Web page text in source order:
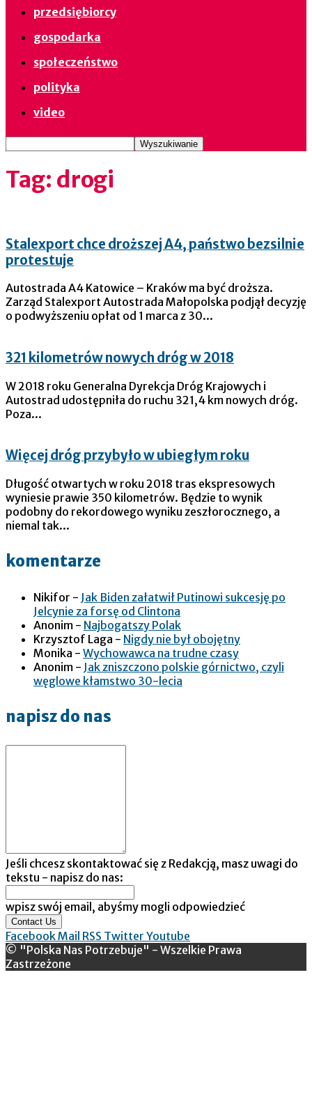
przedsiębiorcy
gospodarka
społeczeństwo
polityka
video
Tag: drogi
Stalexport chce droższej A4, państwo bezsilnie
protestuje
Autostrada A4 Katowice – Kraków ma być droższa.
Zarząd Stalexport Autostrada Małopolska podjął decyzję
o podwyższeniu opłat od 1 marca z 30...
321 kilometrów nowych dróg w 2018
W 2018 roku Generalna Dyrekcja Dróg Krajowych i
Autostrad udostępniła do ruchu 321,4 km nowych dróg.
Poza...
Więcej dróg przybyło w ubiegłym roku
Długość otwartych w roku 2018 tras ekspresowych
wyniesie prawie 350 kilometrów. Będzie to wynik
podobny do rekordowego wyniku zeszłorocznego, a
niemal tak...
komentarze
Nikifor - Jak Biden załatwił Putinowi sukcesję po
Jelcynie za forsę od Clintona
Anonim - Najbogatszy Polak
Krzysztof Laga - Nigdy nie był obojętny
Monika - Wychowawca na trudne czasy
Anonim - Jak zniszczono polskie górnictwo, czyli
węglowe kłamstwo 30-lecia
napisz do nas
Jeśli chcesz skontaktować się z Redakcją, masz uwagi do
tekstu - napisz do nas:
wpisz swój email, abyśmy mogli odpowiedzieć
Contact Us
FacebookMail RSS Twitter Youtube
© "Polska Nas Potrzebuje" - Wszelkie Prawa
Zastrzeżone